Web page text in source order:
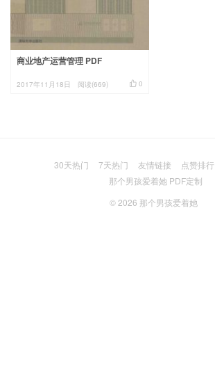
商业地产运营管理 PDF
 0
2017年11月18日 阅读(669)
30天热门 7天热门 友情链接 点赞排行
那个男孩爱着她 PDF定制
© 2026 那个男孩爱着她